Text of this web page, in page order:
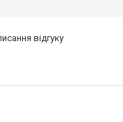
відгуку